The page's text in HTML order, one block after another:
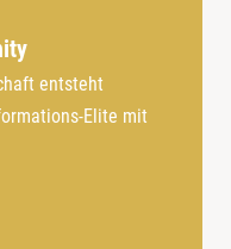
entsteht
Elite mit